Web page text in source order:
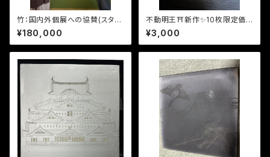
竹：国内外個展への協賛(スタン
ダード)
¥180,000
不動明王⛩️新作✨10枚限定価
格『NFCカード』‼️
¥3,000